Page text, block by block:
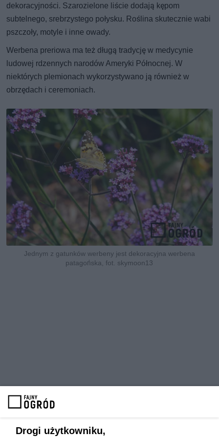
dekoracyjności. Szarozielone liście dodają kępom
subtelnego, srebrzystego połysku. Roślina skutecznie wabi
pszczoły, motyle i inne owady.
Werbena preriowa ma też długą tradycję w medycynie
ludowej rdzennych narodów Ameryki Północnej. W
niektórych plemionach wykorzystywano ją również w
obrzędach i ceremoniach.
Jednym z gatunków werbeny jest dekoracyjna werbena
patagońska, fot. skymoon13
Drogi użytkowniku,